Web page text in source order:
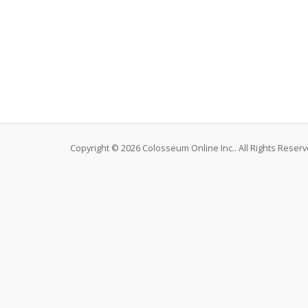
Copyright © 2026 Colosseum Online Inc.. All Rights